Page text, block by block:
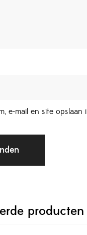
e-mail en site
producten